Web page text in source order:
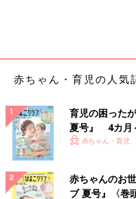
赤ちゃん・育児の人気
育児の困った
夏号』 4カ月
いっぱい！
赤ちゃん・育児
赤ちゃんのお
ブ 夏号』〈巻